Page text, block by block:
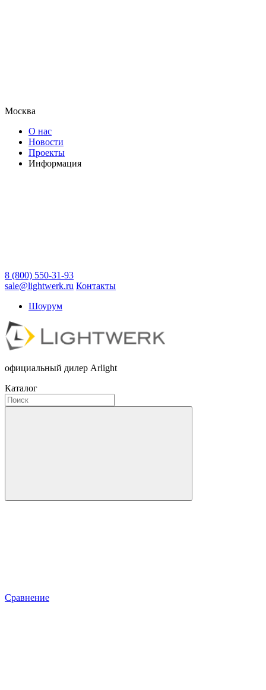
Москва
О нас
Новости
Проекты
Информация
8 (800) 550-31-93
sale@lightwerk.ru Контакты
Шоурум
официальный дилер Arlight
Каталог
Сравнение